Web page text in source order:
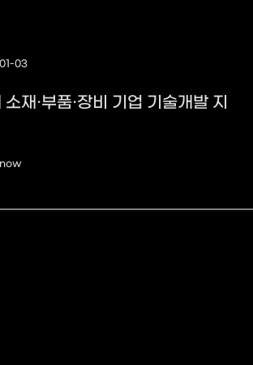
03
재·부품·장비 기업 기술개발 지